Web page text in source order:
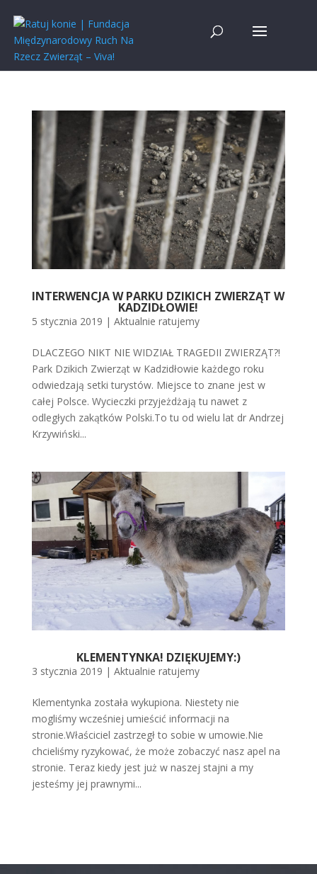
INTERWENCJA W PARKU DZIKICH ZWIERZĄT W
KADZIDŁOWIE!
5 stycznia 2019 | Aktualnie ratujemy
DLACZEGO NIKT NIE WIDZIAŁ TRAGEDII ZWIERZĄT?!
Park Dzikich Zwierząt w Kadzidłowie każdego roku
odwiedzają setki turystów. Miejsce to znane jest w
całej Polsce. Wycieczki przyjeżdżają tu nawet z
odległych zakątków Polski.To tu od wielu lat dr Andrzej
Krzywiński...
KLEMENTYNKA! DZIĘKUJEMY:)
3 stycznia 2019 | Aktualnie ratujemy
Klementynka została wykupiona. Niestety nie
mogliśmy wcześniej umieścić informacji na
stronie.Właściciel zastrzegł to sobie w umowie.Nie
chcieliśmy ryzykować, że może zobaczyć nasz apel na
stronie. Teraz kiedy jest już w naszej stajni a my
jesteśmy jej prawnymi...